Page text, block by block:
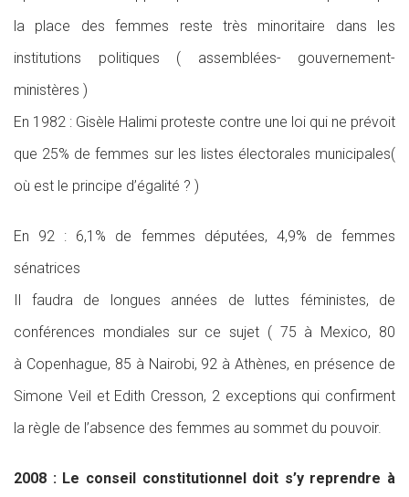
la place des femmes reste très minoritaire dans les
institutions politiques ( assemblées- gouvernement-
ministères )
En 1982 : Gisèle Halimi proteste contre une loi qui ne prévoit
que 25% de femmes sur les listes électorales municipales(
où est le principe d’égalité ? )
En 92 : 6,1% de femmes députées, 4,9% de femmes
sénatrices
Il faudra de longues années de luttes féministes, de
conférences mondiales sur ce sujet ( 75 à Mexico, 80
à Copenhague, 85 à Nairobi, 92 à Athènes, en présence de
Simone Veil et Edith Cresson, 2 exceptions qui confirment
la règle de l’absence des femmes au sommet du pouvoir.
2008 : Le conseil constitutionnel doit s’y reprendre à